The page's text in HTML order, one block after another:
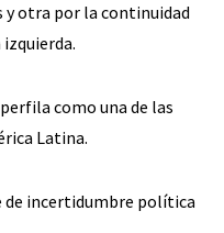
y otra por la continuidad
como una de las
Latina.
de incertidumbre política